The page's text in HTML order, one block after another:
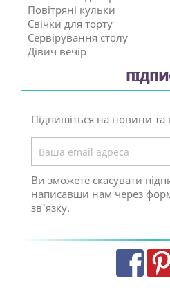
Повітряні кульки
Свічки для торту
Сервірування столу
Дівич вечір
Підпишіться на новини та
Ви зможете скасувати
написавши нам через
зв'язку.